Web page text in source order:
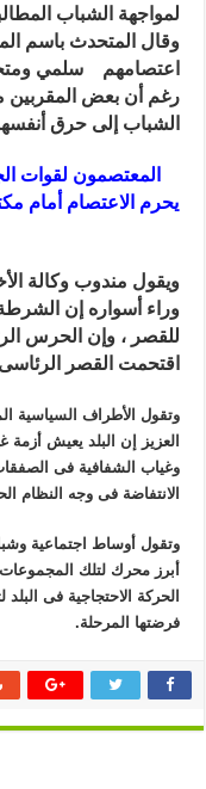
لمواجهة الشباب
وقال المتحدث باسم
اعتصامهم سلمي
رغم أن بعض
الشباب إلى حرق
المعتصمون لقوات
يحرم الاعتصام أمام
ويقول مندوب وكالة
وراء أسواره إن
للقصر ، وإن الحرس
اقتحمت القصر
وتقول الأطراف السياسية
العزيز إن البلد يعيش أزمة
وغياب الشفافية فى
الانتفاضة فى وجه النظام
وتقول أوساط اجتماعية
أبرز محرك لتلك
الحركة الاحتجاجية فى
فرضتها المرحلة.